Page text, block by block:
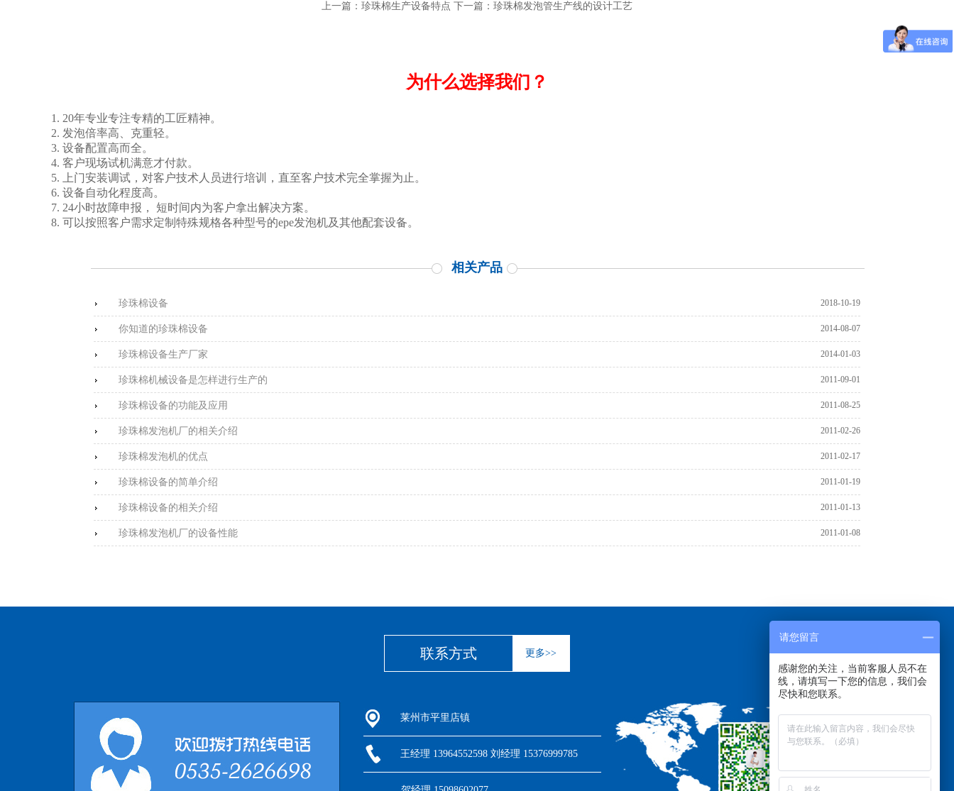
上一篇： 珍珠棉生产设备特点 下一篇： 珍珠棉发泡管生产线的设计工艺
为什么选择我们？
1. 20年专业专注专精的工匠精神。
2. 发泡倍率高、克重轻。
3. 设备配置高而全。
4. 客户现场试机满意才付款。
5. 上门安装调试，对客户技术人员进行培训，直至客户技术完全掌握为止。
6. 设备自动化程度高。
7. 24小时故障申报， 短时间内为客户拿出解决方案。
8. 可以按照客户需求定制特殊规格各种型号的epe发泡机及其他配套设备。
相关产品
2018-10-19
珍珠棉设备
2014-08-07
你知道的珍珠棉设备
2014-01-03
珍珠棉设备生产厂家
2011-09-01
珍珠棉机械设备是怎样进行生产的
2011-08-25
珍珠棉设备的功能及应用
2011-02-26
珍珠棉发泡机厂的相关介绍
2011-02-17
珍珠棉发泡机的优点
2011-01-19
珍珠棉设备的简单介绍
2011-01-13
珍珠棉设备的相关介绍
2011-01-08
珍珠棉发泡机厂的设备性能
联系方式 更多>>
莱州市平里店镇
王经理 13964552598 刘经理 15376999785
请您留言
感谢您的关注，当前客服人员不在
线，请填写一下您的信息，我们会
尽快和您联系。